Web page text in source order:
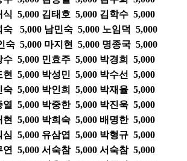
5,000 김태호 5,000 김학수 5,000
숙 5,000 남민숙 5,000 노임덕 5,000
5,000 마지현 5,000 명종국 5,000
5,000 민효주 5,000 박경희 5,000
5,000 박성민 5,000 박수선 5,000
5,000 박인희 5,000 박재율 5,000
5,000 박중한 5,000 박진욱 5,000
5,000 박희숙 5,000 배명한 5,000
5,000 유삼엽 5,000 박형규 5,000
5,000 서숙참 5,000 서숙참 5,000